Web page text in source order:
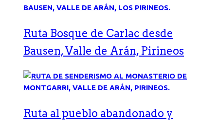
Ruta Bosque de Carlac desde
Bausen, Valle de Arán, Pirineos
Ruta al pueblo abandonado y